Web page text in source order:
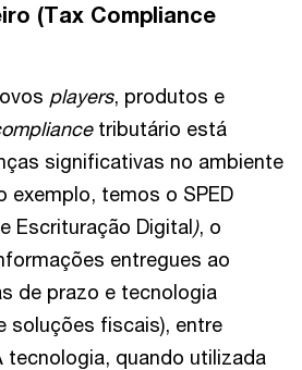
(Tax Compliance
players, produtos e
tributário está
significativas no ambiente
exemplo, temos o SPED
Escrituração Digital), o
entregues ao
de prazo e tecnologia
soluções fiscais), entre
tecnologia, quando utilizada